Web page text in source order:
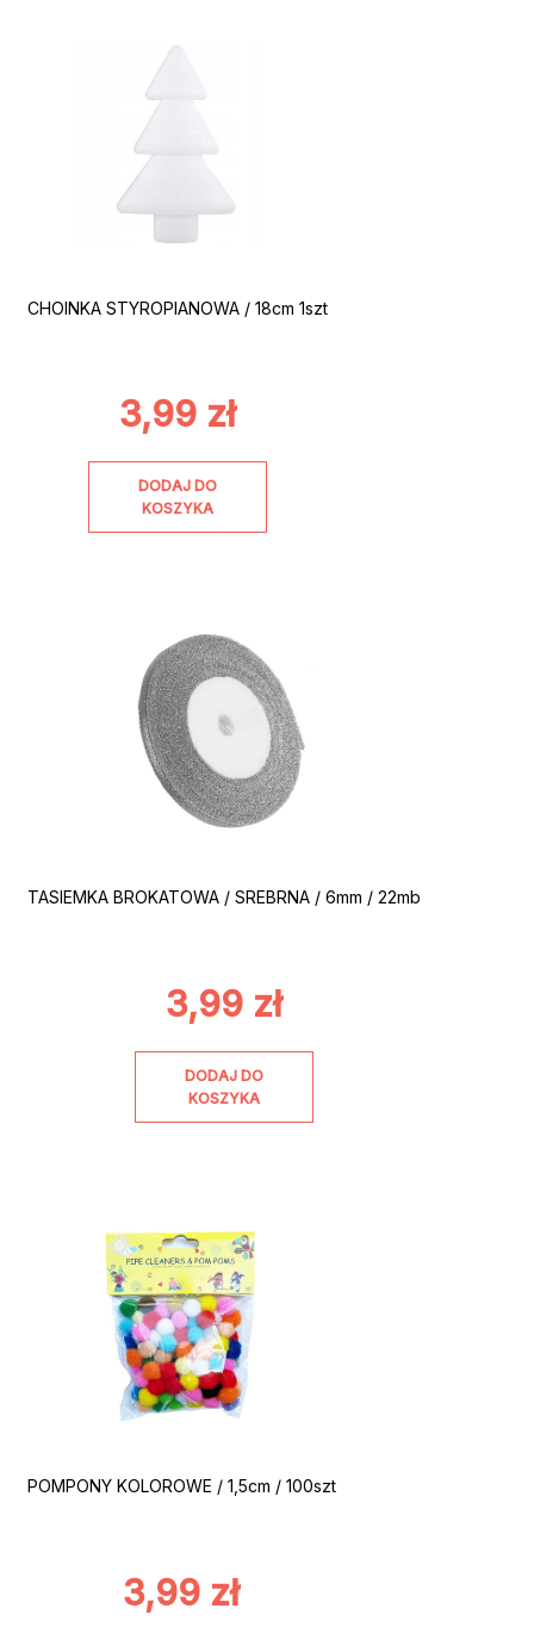
CHOINKA STYROPIANOWA / 18cm 1szt
3,99 zł
DODAJ DO
KOSZYKA
TASIEMKA BROKATOWA / SREBRNA / 6mm / 22mb
3,99 zł
DODAJ DO
KOSZYKA
POMPONY KOLOROWE / 1,5cm / 100szt
3,99 zł